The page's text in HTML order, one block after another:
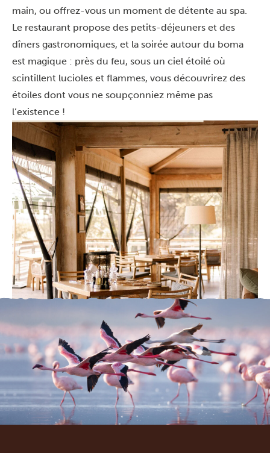
main, ou offrez-vous un moment de détente au spa.
Le restaurant propose des petits-déjeuners et des
dîners gastronomiques, et la soirée autour du boma
est magique : près du feu, sous un ciel étoilé où
scintillent lucioles et flammes, vous découvrirez des
étoiles dont vous ne soupçonniez même pas
l’existence !